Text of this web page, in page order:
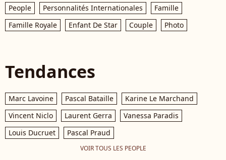
People Personnalités Internationales
Famille
Famille Royale
Enfant De Star Couple Photo
Tendances
Marc Lavoine Pascal Bataille
Karine Le Marchand
Vincent Niclo
Laurent Gerra
Vanessa Paradis
Louis Ducruet
Pascal Praud
VOIR TOUS LES PEOPLE